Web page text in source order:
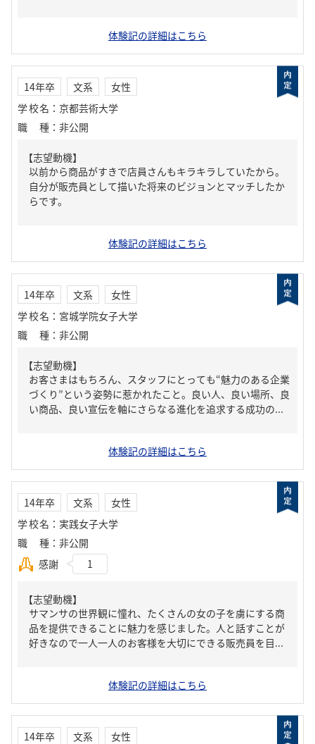
体験記の詳細はこちら
14年卒 文系
女性
学校名 ： 京都芸術大学
職種 ： 非公開
【志望動機】
以前から商品がすきで店員さんもキラキラしていたから。
自分が販売員として描いた将来のビジョンとマッチしたか
らです。
体験記の詳細はこちら
14年卒 文系
女性
学校名 ： 宮城学院女子大学
職種 ： 非公開
【志望動機】
お客さまはもちろん、スタッフにとっても“魅力のある企業
づくり”という姿勢に惹かれたこと。良い人、良い場所、良
い商品、良い宣伝を軸にさらなる進化を追求する成功の...
体験記の詳細はこちら
14年卒 文系
女性
学校名 ： 実践女子大学
職種 ： 非公開
感謝
1
【志望動機】
サマンサの世界観に憧れ、たくさんの女の子を虜にする商
品を提供できることに魅力を感じました。人と話すことが
好きなので一人一人のお客様を大切にできる販売員を目...
体験記の詳細はこちら
14年卒 文系
女性